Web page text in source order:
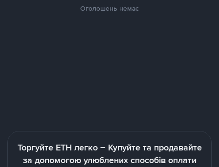
Оголошень немає
Торгуйте ETH легко – Купуйте та продавайте
за допомогою улюблених способів оплати